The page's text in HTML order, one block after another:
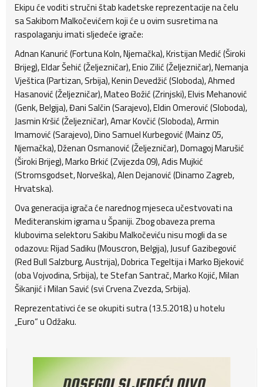
Ekipu će voditi stručni štab kadetske reprezentacije na čelu
sa Sakibom Malkočevićem koji će u ovim susretima na
raspolaganju imati sljedeće igrače:
Adnan Kanurić (Fortuna Koln, Njemačka), Kristijan Medić (Široki
Brijeg), Eldar Šehić (Željezničar), Enio Zilić (Željezničar), Nemanja
Vještica (Partizan, Srbija), Kenin Devedžić (Sloboda), Ahmed
Hasanović (Željezničar), Mateo Božić (Zrinjski), Elvis Mehanović
(Genk, Belgija), Đani Salčin (Sarajevo), Eldin Omerović (Sloboda),
Jasmin Kršić (Željezničar), Amar Kovčić (Sloboda), Armin
Imamović (Sarajevo), Dino Samuel Kurbegović (Mainz 05,
Njemačka), Dženan Osmanović (Željezničar), Domagoj Marušić
(Široki Brijeg), Marko Brkić (Zvijezda 09), Adis Mujkić
(Stromsgodset, Norveška), Alen Dejanović (Dinamo Zagreb,
Hrvatska).
Ova generacija igrača će narednog mjeseca učestvovati na
Mediteranskim igrama u Španiji. Zbog obaveza prema
klubovima selektoru Sakibu Malkočeviću nisu mogli da se
odazovu: Rijad Sadiku (Mouscron, Belgija), Jusuf Gazibegović
(Red Bull Salzburg, Austrija), Dobrica Tegeltija i Marko Bjeković
(oba Vojvodina, Srbija), te Stefan Santrač, Marko Kojić, Milan
Šikanjić i Milan Savić (svi Crvena Zvezda, Srbija).
Reprezentativci će se okupiti sutra (13.5.2018.) u hotelu
„Euro“ u Odžaku.